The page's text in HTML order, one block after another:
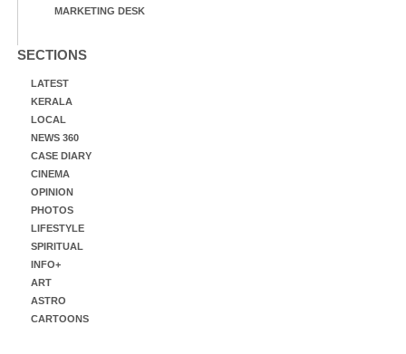
MARKETING DESK
SECTIONS
LATEST
KERALA
LOCAL
NEWS 360
CASE DIARY
CINEMA
OPINION
PHOTOS
LIFESTYLE
SPIRITUAL
INFO+
ART
ASTRO
CARTOONS